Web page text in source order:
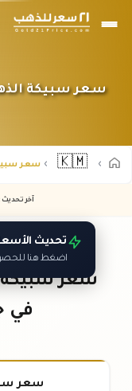
سعر سبيكة الذهب ٣١.١ جرام عيار ٢٤ في
🇰🇲 سعر سبيكة الذهب 31.1
آخر تحديث
تحديث
اضغط هنا
في
سعر سبيكة